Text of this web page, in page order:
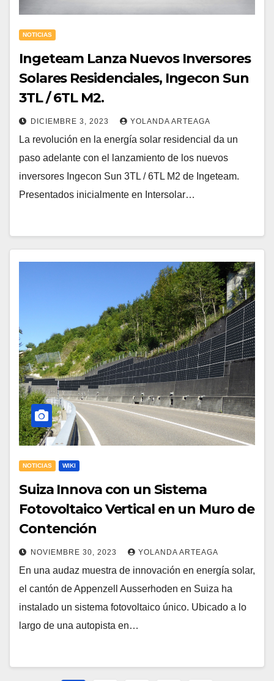
NOTICIAS
Ingeteam Lanza Nuevos Inversores
Solares Residenciales, Ingecon Sun
3TL / 6TL M2.
DICIEMBRE 3, 2023 YOLANDA ARTEAGA
La revolución en la energía solar residencial da un
paso adelante con el lanzamiento de los nuevos
inversores Ingecon Sun 3TL / 6TL M2 de Ingeteam.
Presentados inicialmente en Intersolar…
NOTICIAS WIKI
Suiza Innova con un Sistema
Fotovoltaico Vertical en un Muro de
Contención
NOVIEMBRE 30, 2023 YOLANDA ARTEAGA
En una audaz muestra de innovación en energía solar,
el cantón de Appenzell Ausserhoden en Suiza ha
instalado un sistema fotovoltaico único. Ubicado a lo
largo de una autopista en…